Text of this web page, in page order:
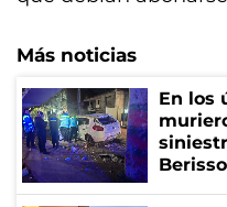
Más noticias
En los